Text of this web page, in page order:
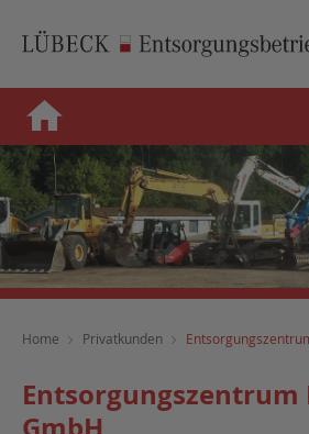
Home Privatkunden
Entsorgungszentrum